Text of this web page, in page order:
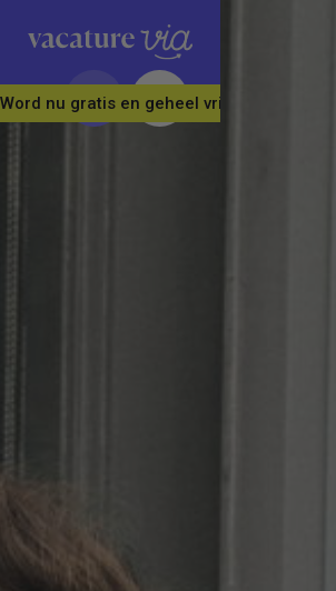
Word nu gratis en geheel vrijblijvend lid